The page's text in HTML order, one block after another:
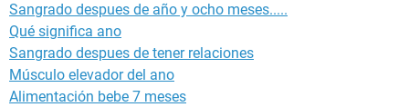
Sangrado despues de año y ocho meses.....
Qué significa ano
Sangrado despues de tener relaciones
Músculo elevador del ano
Alimentación bebe 7 meses